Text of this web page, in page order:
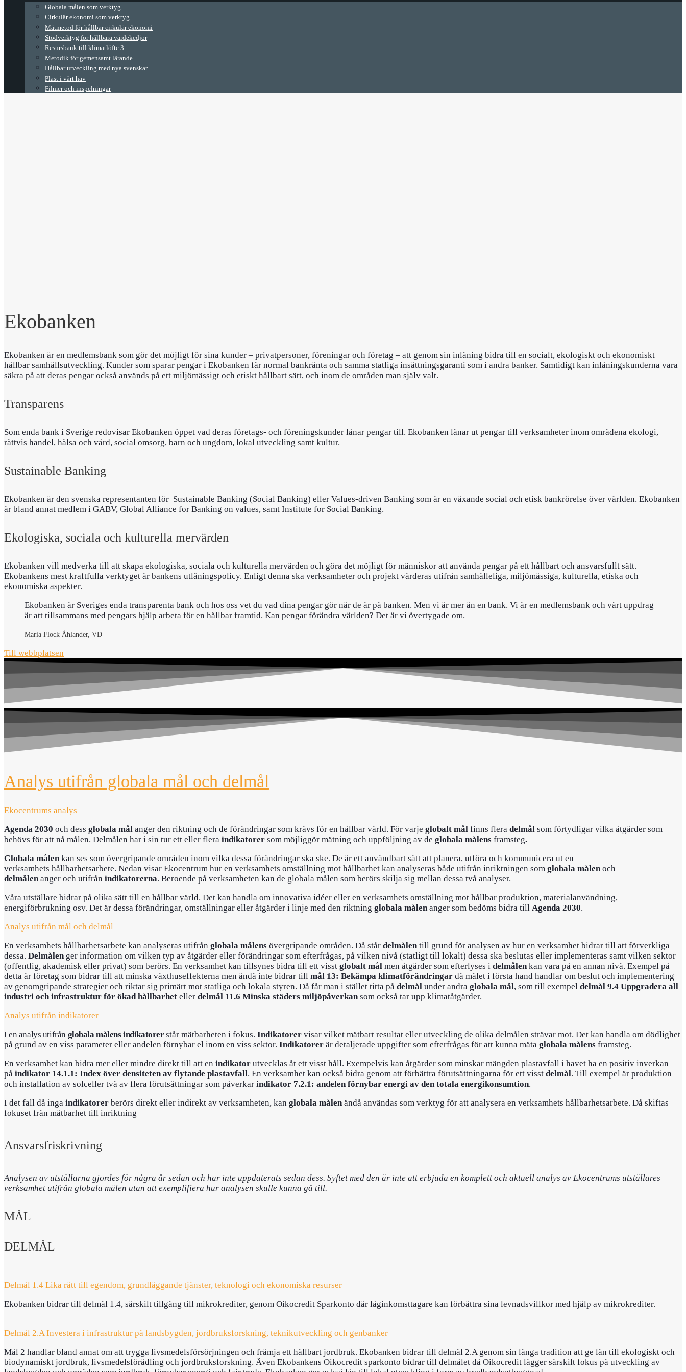
Globala målen som verktyg
Cirkulär ekonomi som verktyg
Mätmetod för hållbar cirkulär ekonomi
Stödverktyg för hållbara värdekedjor
Resursbank till klimatlöfte 3
Metodik för gemensamt lärande
Hållbar utveckling med nya svenskar
Plast i vårt hav
Filmer och inspelningar
Ekobanken
Ekobanken är en medlemsbank som gör det möjligt för sina kunder – privatpersoner, föreningar och företag – att genom sin inlåning bidra till en socialt, ekologiskt och ekonomiskt
hållbar samhällsutveckling. Kunder som sparar pengar i Ekobanken får normal bankränta och samma statliga insättningsgaranti som i andra banker. Samtidigt kan inlåningskunderna vara
säkra på att deras pengar också används på ett miljömässigt och etiskt hållbart sätt, och inom de områden man själv valt.
Transparens
Som enda bank i Sverige redovisar Ekobanken öppet vad deras företags- och föreningskunder lånar pengar till. Ekobanken lånar ut pengar till verksamheter inom områdena ekologi,
rättvis handel, hälsa och vård, social omsorg, barn och ungdom, lokal utveckling samt kultur.
Sustainable Banking
Ekobanken är den svenska representanten för Sustainable Banking (Social Banking) eller Values-driven Banking som är en växande social och etisk bankrörelse över världen. Ekobanken
är bland annat medlem i GABV, Global Alliance for Banking on values, samt Institute for Social Banking.
Ekologiska, sociala och kulturella mervärden
Ekobanken vill medverka till att skapa ekologiska, sociala och kulturella mervärden och göra det möjligt för människor att använda pengar på ett hållbart och ansvarsfullt sätt.
Ekobankens mest kraftfulla verktyget är bankens utlåningspolicy. Enligt denna ska verksamheter och projekt värderas utifrån samhälleliga, miljömässiga, kulturella, etiska och
ekonomiska aspekter.
Ekobanken är Sveriges enda transparenta bank och hos oss vet du vad dina pengar gör när de är på banken. Men vi är mer än en bank. Vi är en medlemsbank och vårt uppdrag
är att tillsammans med pengars hjälp arbeta för en hållbar framtid. Kan pengar förändra världen? Det är vi övertygade om.
Maria Flock Åhlander, VD
Till webbplatsen
Analys utifrån globala mål och delmål
Ekocentrums analys
Agenda 2030 och dess globala mål anger den riktning och de förändringar som krävs för en hållbar värld. För varje globalt mål finns flera delmål som förtydligar vilka åtgärder som
behövs för att nå målen. Delmålen har i sin tur ett eller flera indikatorer som möjliggör mätning och uppföljning av de globala målens framsteg.
Globala målenkan ses som övergripande områden inom vilka dessa förändringar ska ske. De är ett användbart sätt att planera, utföra och kommunicera ut en
verksamhets hållbarhetsarbete. Nedan visar Ekocentrum hur en verksamhets omställning mot hållbarhet kan analyseras både utifrån inriktningen som globala målenoch
delmålenanger och utifrån indikatorerna. Beroende på verksamheten kan de globala målen som berörs skilja sig mellan dessa två analyser.
Våra utställare bidrar på olika sätt till en hållbar värld. Det kan handla om innovativa idéer eller en verksamhets omställning mot hållbar produktion, materialanvändning,
energiförbrukning osv. Det är dessa förändringar, omställningar eller åtgärder i linje med den riktning globala målenanger som bedöms bidra till Agenda 2030.
Analys utifrån mål och delmål
En verksamhets hållbarhetsarbete kan analyseras utifrån globala målens övergripande områden. Då står delmålentill grund för analysen av hur en verksamhet bidrar till att förverkliga
dessa. Delmålenger information om vilken typ av åtgärder eller förändringar som efterfrågas, på vilken nivå (statligt till lokalt) dessa ska beslutas eller implementeras samt vilken sektor
(offentlig, akademisk eller privat) som berörs. En verksamhet kan tillsynes bidra till ett visst globalt mål men åtgärder som efterlyses i delmålenkan vara på en annan nivå. Exempel på
detta är företag som bidrar till att minska växthuseffekterna men ändå inte bidrar till mål 13: Bekämpa klimatförändringar då målet i första hand handlar om beslut och implementering
av genomgripande strategier och riktar sig primärt mot statliga och lokala styren. Då får man i stället titta på delmål under andra globala mål, som till exempel delmål 9.4 Uppgradera all
industri och infrastruktur för ökad hållbarhet eller delmål 11.6 Minska städers miljöpåverkansom också tar upp klimatåtgärder.
Analys utifrån indikatorer
I en analys utifrån globala målens indikatorerstår mätbarheten i fokus.Indikatorer visar vilket mätbart resultat eller utveckling de olika delmålen strävar mot. Det kan handla om dödlighet
på grund av en viss parameter eller andelen förnybar el inom en viss sektor. Indikatorer är detaljerade uppgifter som efterfrågas för att kunna mäta globala målens framsteg.
En verksamhet kan bidra mer eller mindre direkt till att en indikator utvecklas åt ett visst håll. Exempelvis kan åtgärder som minskar mängden plastavfall i havet ha en positiv inverkan
på indikator 14.1.1: Index över densiteten av flytande plastavfall. En verksamhet kan också bidra genom att förbättra förutsättningarna för ett visst delmål. Till exempel är produktion
och installation av solceller två av flera förutsättningar som påverkar indikator 7.2.1: andelen förnybar energi av den totala energikonsumtion.
I det fall då inga indikatorer berörs direkt eller indirekt av verksamheten, kan globala målenändå användas som verktyg för att analysera en verksamhets hållbarhetsarbete. Då skiftas
fokuset från mätbarhet till inriktning
Ansvarsfriskrivning
Analysen av utställarna gjordes för några år sedan och har inte uppdaterats sedan dess. Syftet med den är inte att erbjuda en komplett och aktuell analys av Ekocentrums utställares
verksamhet utifrån globala målen utan att exemplifiera hur analysen skulle kunna gå till.
MÅL
DELMÅL
Delmål 1.4 Lika rätt till egendom, grundläggande tjänster, teknologi och ekonomiska resurser
Ekobanken bidrar till delmål 1.4, särskilt tillgång till mikrokrediter, genom Oikocredit Sparkonto där låginkomsttagare kan förbättra sina levnadsvillkor med hjälp av mikrokrediter.
Delmål 2.A Investera i infrastruktur på landsbygden, jordbruksforskning, teknikutveckling och genbanker
Mål 2 handlar bland annat om att trygga livsmedelsförsörjningen och främja ett hållbart jordbruk. Ekobanken bidrar till delmål 2.A genom sin långa tradition att ge lån till ekologiskt och
biodynamiskt jordbruk, livsmedelsförädling och jordbruksforskning. Även Ekobankens Oikocredit sparkonto bidrar till delmålet då Oikocredit lägger särskilt fokus på utveckling av